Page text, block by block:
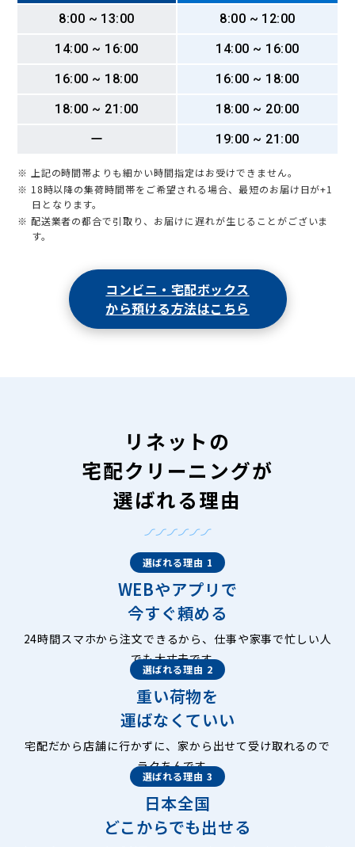
8:00 ~ 13:00
8:00 ~ 12:00
14:00 ~ 16:00
14:00 ~ 16:00
16:00 ~ 18:00
16:00 ~ 18:00
18:00 ~ 21:00
18:00 ~ 20:00
ー
19:00 ~ 21:00
※ 上記の時間帯よりも細かい時間指定はお受けできません。
※ 18時以降の集荷時間帯をご希望される場合、最短のお届け日が+1
日となります。
※ 配送業者の都合で引取り、お届けに遅れが生じることがございま
す。
コンビニ・宅配ボックス
から預ける方法はこちら
リネットの
宅配クリーニングが
選ばれる理由
選ばれる理由 1
WEBやアプリで
今すぐ頼める
24時間スマホから注文できるから、仕事や家事で忙しい人
でも大丈夫です。
選ばれる理由 2
重い荷物を
運ばなくていい
宅配だから店舗に行かずに、家から出せて受け取れるので
ラクちんです。
選ばれる理由 3
日本全国
どこからでも出せる